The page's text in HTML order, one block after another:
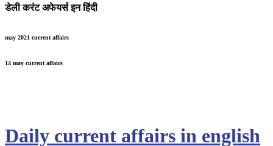
डेली करंट अफेयर्स इन हिंदी
may 2021 current affairs
14 may current affairs
Daily current affairs in english